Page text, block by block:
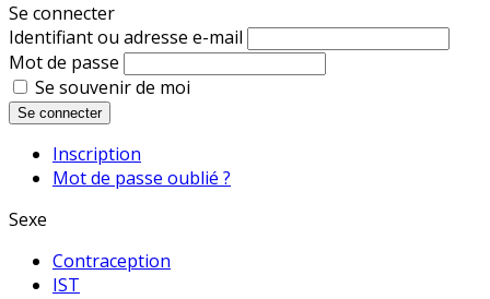
Se connecter
Identifiant ou adresse e-mail
Mot de passe
Se souvenir de moi
Se connecter
Inscription
Mot de passe oublié ?
Sexe
Contraception
IST